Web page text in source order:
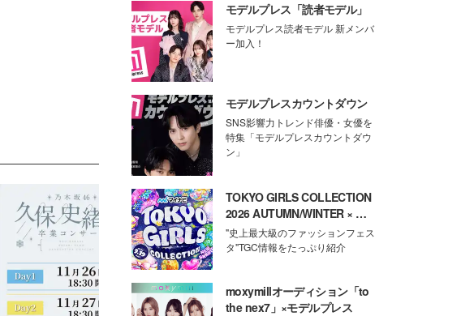
モデルプレス「読者モデル」
モデルプレス読者モデル 新メンバ
ー加入！
モデルプレスカウントダウン
SNS影響力トレンド俳優・女優を
特集「モデルプレスカウントダウ
ン」
TOKYO GIRLS COLLECTION
2026 AUTUMN/WINTER × モ
デルプレス
"史上最大級のファッションフェス
タ"TGC情報をたっぷり紹介
moxymillオーディション「to
the nex7」×モデルプレス